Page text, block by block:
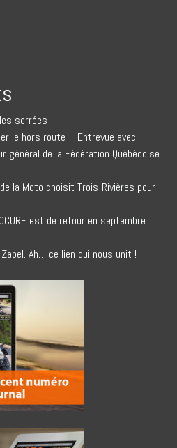
serrées
le hors route – Entrevue avec
général de la Fédération Québécoise
la Moto choisit Trois-Rivières pour
est de retour en septembre
Ah… ce lien qui nous unit !